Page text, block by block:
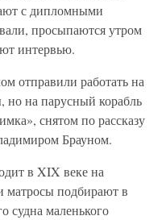
с дипломными
просыпаются утром
интервью.
отправили работать на
но на парусный корабль
снятом по рассказу
Брауном.
в XIX веке на
матросы подбирают в
судна маленького